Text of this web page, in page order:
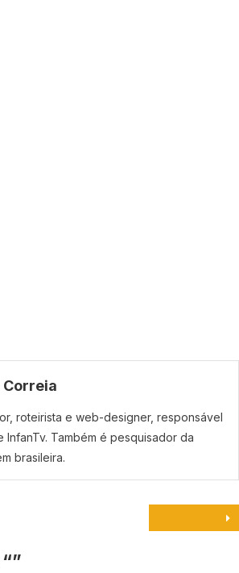
Correia
roteirista e web-designer, responsável
InfanTv. Também é pesquisador da
brasileira.
”